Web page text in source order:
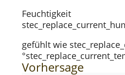
Feuchtigkeit
gefühlt wie
Vorhersage